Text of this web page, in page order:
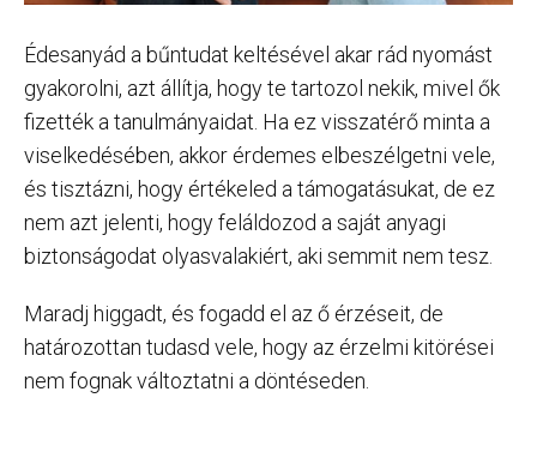
Édesanyád a bűntudat keltésével akar rád nyomást
gyakorolni, azt állítja, hogy te tartozol nekik, mivel ők
fizették a tanulmányaidat. Ha ez visszatérő minta a
viselkedésében, akkor érdemes elbeszélgetni vele,
és tisztázni, hogy értékeled a támogatásukat, de ez
nem azt jelenti, hogy feláldozod a saját anyagi
biztonságodat olyasvalakiért, aki semmit nem tesz.
Maradj higgadt, és fogadd el az ő érzéseit, de
határozottan tudasd vele, hogy az érzelmi kitörései
nem fognak változtatni a döntéseden.